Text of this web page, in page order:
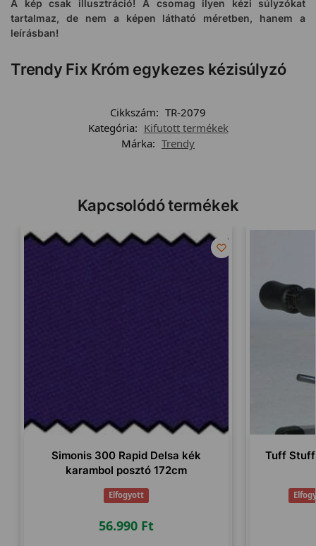
A kép csak illusztráció!
A csomag ilyen kézi súlyzókat
tartalmaz, de nem a képen látható méretben, hanem a
leírásban!
Trendy Fix Króm egykezes kézisúlyzó
Cikkszám: TR-2079
Kategória: Kifutott termékek
Márka: Trendy
Kapcsolódó termékek
Simonis 300 Rapid Delsa kék
karambol posztó 172cm
Elfogyott
56.990 Ft
Tuff